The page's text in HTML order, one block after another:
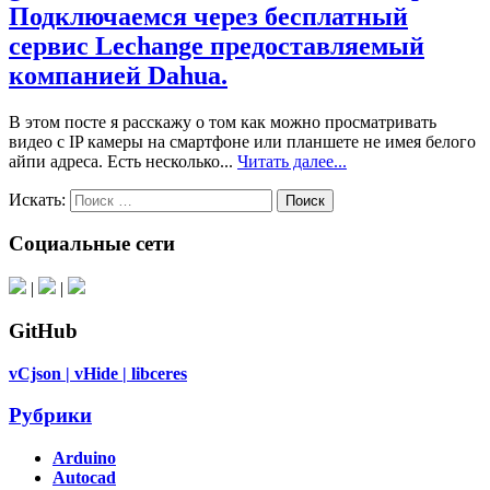
Подключаемся через бесплатный
сервис Lechange предоставляемый
компанией Dahua.
В этом посте я расскажу о том как можно просматривать
видео с IP камеры на смартфоне или планшете не имея белого
айпи адреса. Есть несколько... Читать далее...
Искать: Поиск
Социальные сети
| |
GitHub
vCjson | vHide | libceres
Рубрики
Arduino
Autocad